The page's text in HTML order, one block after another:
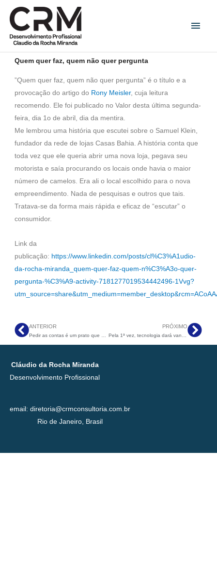
para
conteúdo
Quem quer faz, quem não quer pergunta
”Quem quer faz, quem não quer pergunta” é o título e a
provocação do artigo do Rony Meisler, cuja leitura
recomendo. Ele foi publicado no Valor desta última segunda-
feira, dia 1o de abril, dia da mentira.
Me lembrou uma história que escutei sobre o Samuel Klein,
fundador da rede de lojas Casas Bahia. A história conta que
toda vez que ele queria abrir uma nova loja, pegava seu
motorista e saía procurando os locais onde havia o maior
número de camelos. Era ali o local escolhido para o nova
empreendimento. Nada de pesquisas e outros que tais.
Tratava-se da forma mais rápida e eficaz de “escutar” o
consumidor.
Link da
publicação: https://www.linkedin.com/posts/cl%C3%A1udio-
da-rocha-miranda_quem-quer-faz-quem-n%C3%A3o-quer-
pergunta-%C3%A9-activity-7181277019534442496-1Vvg?
Anterior
ANTERIOR
Pedir as contas é um prato que se come frio?
PRÓXIMO
Pela 1ª vez, tecnologia dará vantagem a profissionais mais maduros
Cláudio da Rocha Miranda
Desenvolvimento Profissional
email: diretoria@crmconsultoria.com.br
Rio de Janeiro, Brasil